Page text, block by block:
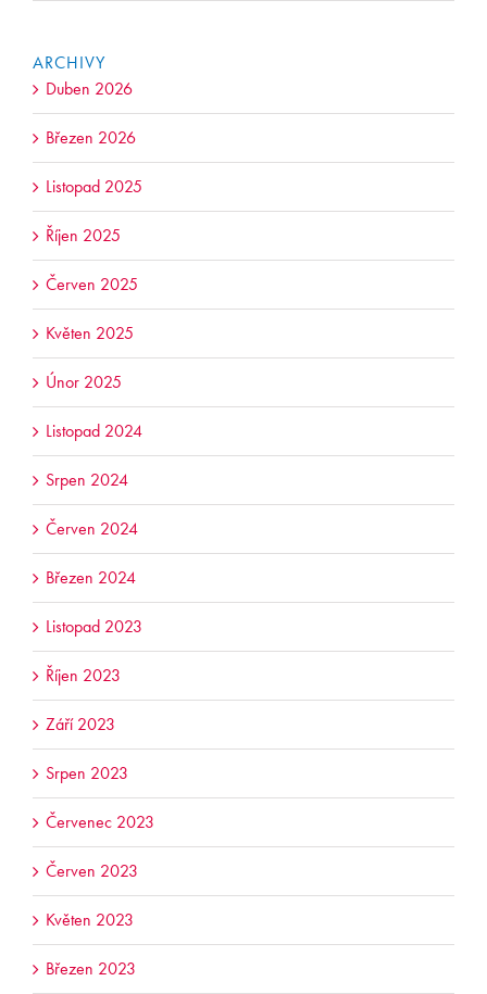
ARCHIVY
Duben 2026
Březen 2026
Listopad 2025
Říjen 2025
Červen 2025
Květen 2025
Únor 2025
Listopad 2024
Srpen 2024
Červen 2024
Březen 2024
Listopad 2023
Říjen 2023
Září 2023
Srpen 2023
Červenec 2023
Červen 2023
Květen 2023
Březen 2023